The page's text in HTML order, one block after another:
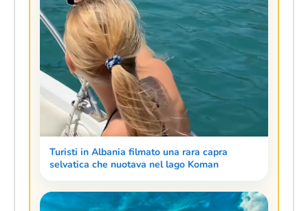
Turisti in Albania filmato una rara capra
selvatica che nuotava nel lago Koman